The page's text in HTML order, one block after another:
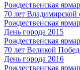
Рождественская
70 лет Владимирской
Рождественская
День города 2015
Рождественская
70 лет Великой
День города 2016
Рождественская